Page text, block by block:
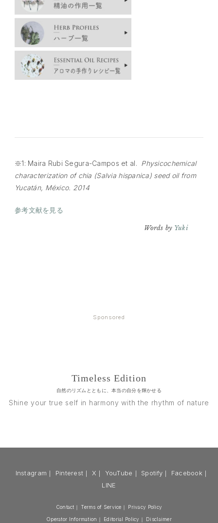
※1: Maira Rubi Segura-Campos et al. Physicochemical
characterization of chia (Salvia hispanica) seed oil from
Yucatán, México. 2014
参考文献を見る
Words by Yuki
Sponsored
Timeless Edition
自然のリズムとともに、本当の自分を輝かせる
Shine your true self in harmony with the rhythm of nature
Instagram ｜ Pinterest ｜ X ｜ YouTube ｜ Spotify ｜ Facebook｜
LINE
Contact ｜ Terms of Service ｜ Privacy Policy
Operator Information ｜ Editorial Policy ｜ Disclaimer